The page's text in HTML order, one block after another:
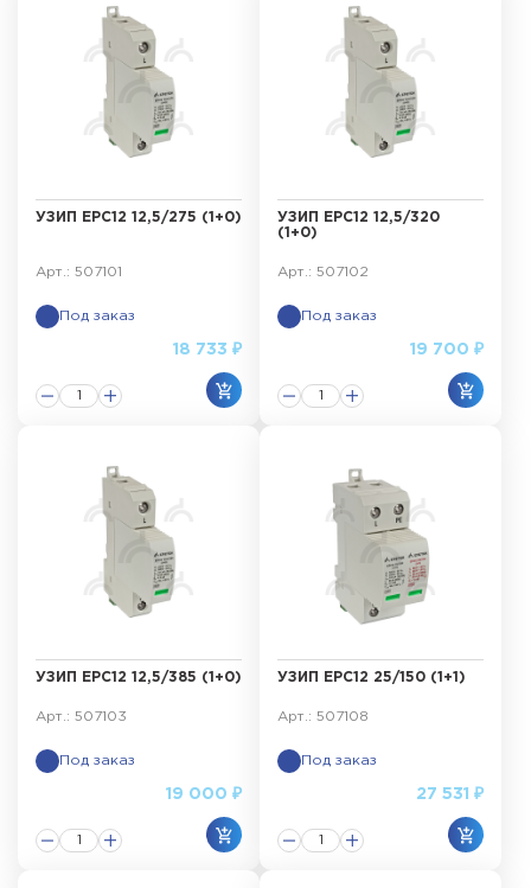
УЗИП ЕРС12 12,5/275 (1+0)
Арт.: 507101
Под заказ
18 733 ₽
УЗИП ЕРС12 12,5/320
(1+0)
Арт.: 507102
Под заказ
19 700 ₽
УЗИП ЕРС12 12,5/385 (1+0)
Арт.: 507103
Под заказ
19 000 ₽
УЗИП ЕРС12 25/150 (1+1)
Арт.: 507108
Под заказ
27 531 ₽